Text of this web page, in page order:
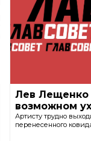
Лев Лещенко
возможном
Артисту трудно
перенесенного